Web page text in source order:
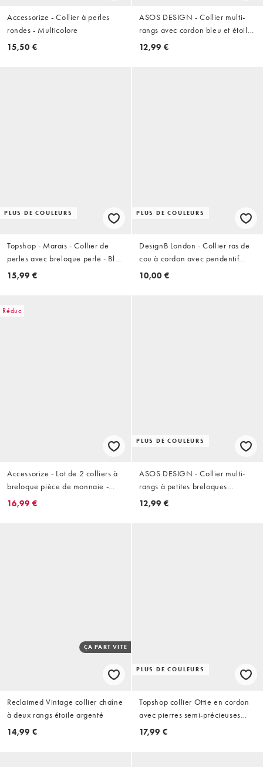
Accessorize - Collier à perles
rondes - Multicolore
15,50 €
ASOS DESIGN - Collier multi-
rangs avec cordon bleu et étoiles
de mer
12,99 €
PLUS DE COULEURS
Topshop - Marais - Collier de
perles avec breloque perle - Bleu
et blanc marbré
15,99 €
PLUS DE COULEURS
DesignB London - Collier ras de
cou à cordon avec pendentif
effet fondu - Argenté
10,00 €
Réduc
Accessorize - Lot de 2 colliers à
breloque pièce de monnaie -
Doré
16,99 €
PLUS DE COULEURS
ASOS DESIGN - Collier multi-
rangs à petites breloques
poissons - Doré
12,99 €
ÇA PART VITE
Reclaimed Vintage collier chaîne
à deux rangs étoile argenté
14,99 €
PLUS DE COULEURS
Topshop collier Ottie en cordon
avec pierres semi-précieuses
bleu clair
17,99 €